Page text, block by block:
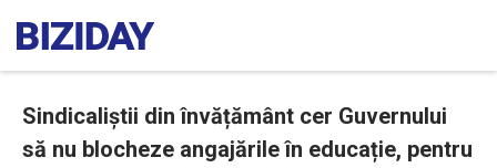
Sindicaliștii din învățământ cer Guvernului
să nu blocheze angajările în educație, pentru